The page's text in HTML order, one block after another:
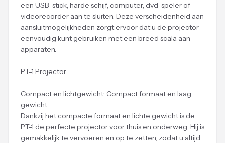
een USB-stick, harde schijf, computer, dvd-speler of
videorecorder aan te sluiten. Deze verscheidenheid aan
aansluitmogelijkheden zorgt ervoor dat u de projector
eenvoudig kunt gebruiken met een breed scala aan
apparaten.
PT-1 Projector
Compact en lichtgewicht: Compact formaat en laag
gewicht
Dankzij het compacte formaat en lichte gewicht is de
PT-1 de perfecte projector voor thuis en onderweg. Hij is
gemakkelijk te vervoeren en op te zetten, zodat u altijd